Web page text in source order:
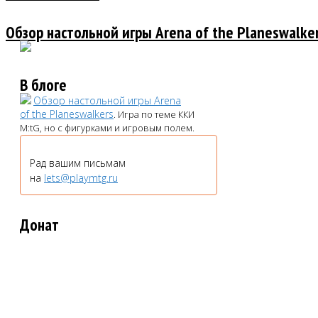
Обзор настольной игры Arena of the
В блоге
Обзор настольной игры Arena
of the Planeswalkers. Игра по теме ККИ
M:tG, но с фигурками и игровым полем.
Рад вашим письмам
на lets@playmtg.ru
Донат